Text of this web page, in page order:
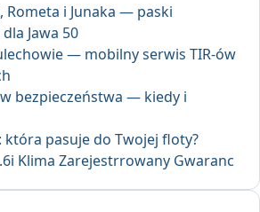
Rometa i Junaka — paski
Jawa 50
— mobilny serwis TIR-ów
bezpieczeństwa — kiedy i
pasuje do Twojej floty?
Klima Zarejestrrowany Gwaranc